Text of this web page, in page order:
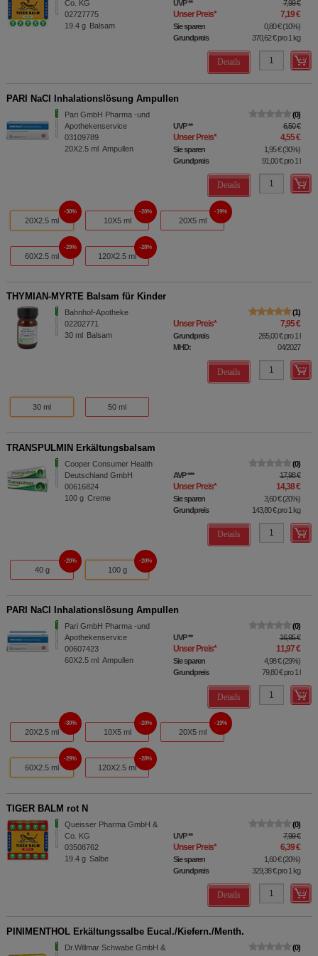
Co. KG
02727775
19.4 g Balsam
UVP** 7,99 €
Unser Preis* 7,19 €
Sie sparen 0,80 €(10%)
Grundpreis
370,62 €pro 1 kg
Details
PARI NaCl Inhalationslösung Ampullen
Pari GmbH Pharma -und
Apothekenservice
03109789
20X2.5 ml Ampullen
0
UVP** 6,50 €
Unser Preis* 4,55 €
Sie sparen 1,95 €(30%)
Grundpreis
91,00 €pro 1 l
Details
20X2.5 ml
30%
10X5 ml
20%
20X5 ml
19%
60X2.5 ml
29%
120X2.5 ml
28%
THYMIAN-MYRTE Balsam für Kinder
Bahnhof-Apotheke
02202771
30 ml Balsam
1
Unser Preis* 7,95 €
Grundpreis 265,00 €pro 1 l
MHD:
04/2027
Details
30 ml 50 ml
TRANSPULMIN Erkältungsbalsam
Cooper Consumer Health
Deutschland GmbH
00616824
100 g Creme
0
AVP*** 17,98 €
Unser Preis* 14,38 €
Sie sparen 3,60 €(20%)
Grundpreis
143,80 €pro 1 kg
Details
40 g
20%
100 g
20%
PARI NaCl Inhalationslösung Ampullen
Pari GmbH Pharma -und
Apothekenservice
00607423
60X2.5 ml Ampullen
0
UVP** 16,95 €
Unser Preis* 11,97 €
Sie sparen 4,98 €(29%)
Grundpreis
79,80 €pro 1 l
Details
20X2.5 ml
30%
10X5 ml
20%
20X5 ml
19%
60X2.5 ml
29%
120X2.5 ml
28%
TIGER BALM rot N
Queisser Pharma GmbH &
Co. KG
03508762
19.4 g Salbe
0
UVP** 7,99 €
Unser Preis* 6,39 €
Sie sparen 1,60 €(20%)
Grundpreis
329,38 €pro 1 kg
Details
PINIMENTHOL Erkältungssalbe Eucal./Kiefern./Menth.
Dr.Willmar Schwabe GmbH &
0